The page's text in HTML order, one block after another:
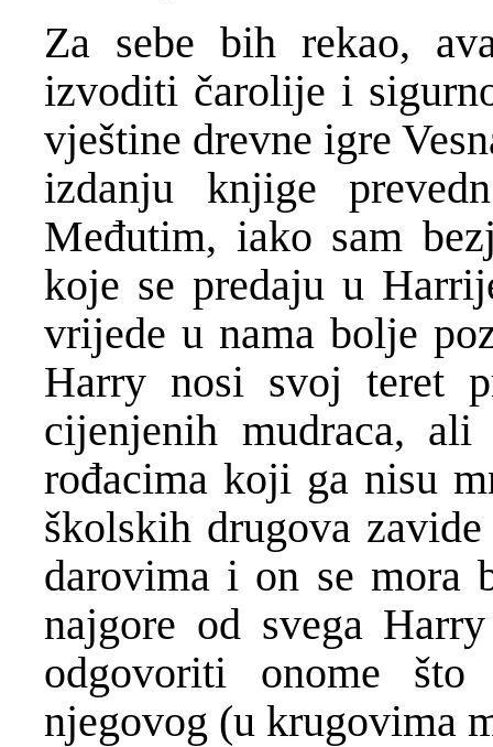
Za sebe bih rekao,
izvoditi čarolije i
vještine drevne igre
izdanju knjige
Međutim, iako sam
koje se predaju u
vrijede u nama bolje
Harry nosi svoj teret
cijenjenih mudraca,
rođacima koji ga nisu
školskih drugova
darovima i on se mora
najgore od svega
odgovoriti onome
njegovog (u krugovima